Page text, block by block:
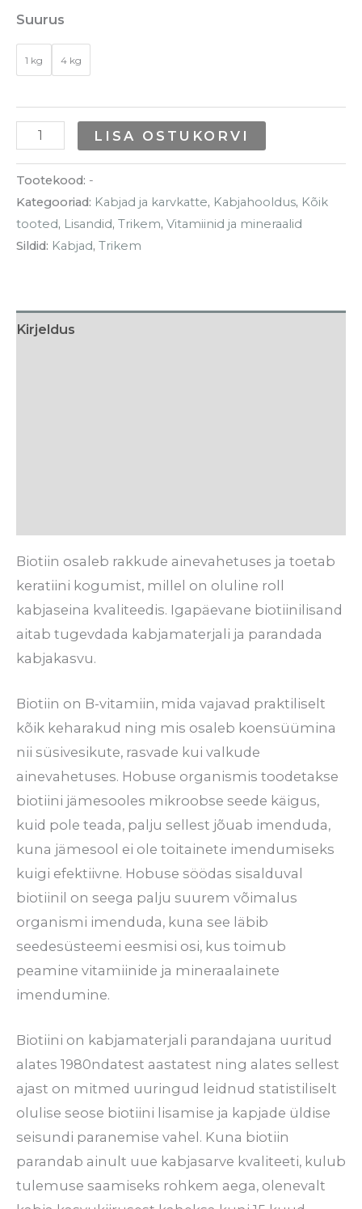
Suurus
1 kg 4 kg
LISA OSTUKORVI
Tootekood: -
Kategooriad: Kabjad ja karvkatte, Kabjahooldus, Kõik
tooted, Lisandid, Trikem, Vitamiinid ja mineraalid
Sildid: Kabjad, Trikem
Kirjeldus
Biotiin osaleb rakkude ainevahetuses ja toetab
keratiini kogumist, millel on oluline roll
kabjaseina kvaliteedis. Igapäevane biotiinilisand
aitab tugevdada kabjamaterjali ja parandada
kabjakasvu.
Biotiin on B-vitamiin, mida vajavad praktiliselt
kõik keharakud ning mis osaleb koensüümina
nii süsivesikute, rasvade kui valkude
ainevahetuses. Hobuse organismis toodetakse
biotiini jämesooles mikroobse seede käigus,
kuid pole teada, palju sellest jõuab imenduda,
kuna jämesool ei ole toitainete imendumiseks
kuigi efektiivne. Hobuse söödas sisalduval
biotiinil on seega palju suurem võimalus
organismi imenduda, kuna see läbib
seedesüsteemi eesmisi osi, kus toimub
peamine vitamiinide ja mineraalainete
imendumine.
Biotiini on kabjamaterjali parandajana uuritud
alates 1980ndatest aastatest ning alates sellest
ajast on mitmed uuringud leidnud statistiliselt
olulise seose biotiini lisamise ja kapjade üldise
seisundi paranemise vahel. Kuna biotiin
parandab ainult uue kabjasarve kvaliteeti, kulub
tulemuse saamiseks rohkem aega, olenevalt